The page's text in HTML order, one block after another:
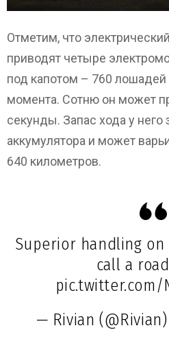
Отметим, что
приводят четыре
под капотом – 760
момента. Сотню он может
секунды. Запас хода у него
аккумулятора и может
640 километров.
Superior handling on
call a
pic.twitter.com/
— Rivian (@Rivian)